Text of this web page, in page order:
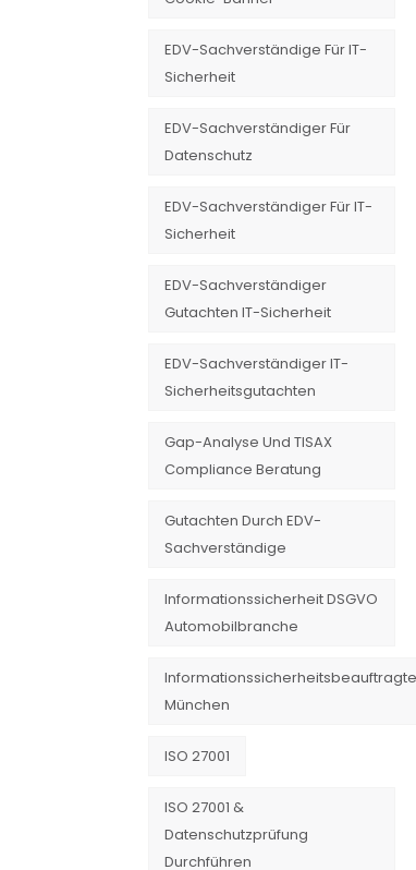
EDV-Sachverständige Für IT-
Sicherheit
EDV-Sachverständiger Für
Datenschutz
EDV-Sachverständiger Für IT-
Sicherheit
EDV-Sachverständiger
Gutachten IT-Sicherheit
EDV-Sachverständiger IT-
Sicherheitsgutachten
Gap-Analyse Und TISAX
Compliance Beratung
Gutachten Durch EDV-
Sachverständige
Informationssicherheit DSGVO
Automobilbranche
München
ISO 27001
ISO 27001 &
Datenschutzprüfung
Durchführen